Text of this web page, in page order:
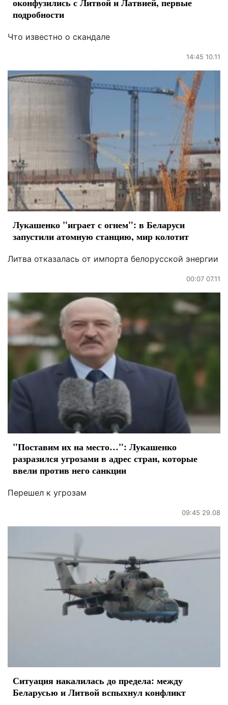
оконфузились с Литвой и Латвией, первые
подробности
Что известно о скандале
14:45 10.11
Лукашенко "играет с огнем": в Беларуси
запустили атомную станцию, мир колотит
Литва отказалась от импорта белорусской энергии
00:07 07.11
"Поставим их на место…": Лукашенко
разразился угрозами в адрес стран, которые
ввели против него санкции
Перешел к угрозам
09:45 29.08
Ситуация накалилась до предела: между
Беларусью и Литвой вспыхнул конфликт